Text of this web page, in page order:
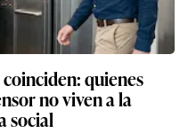
quienes
no viven a la
social